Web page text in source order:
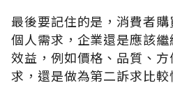
最後要記住的是，消費者
個人需求，企業還是應該
效益，例如價格、品質、
求，還是做為第二訴求比較